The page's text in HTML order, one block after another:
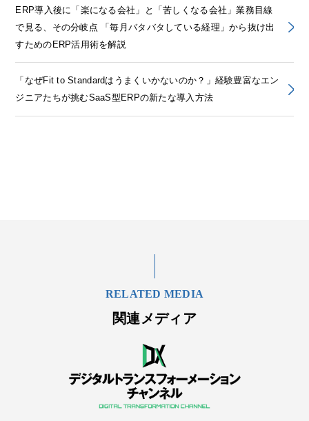
ERP導入後に「楽になる会社」と「苦しくなる会社」業務目線
で見る、その分岐点 「毎月バタバタしている経理」から抜け出
すためのERP活用術を解説
「なぜFit to Standardはうまくいかないのか？」経験豊富なエン
ジニアたちが挑むSaaS型ERPの新たな導入方法
RELATED MEDIA
関連メディア